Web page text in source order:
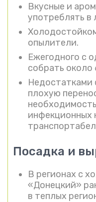
Вкусные и
употреблять
опылители.
Ежегодного с
собрать около
Недостатками
плохую
инфекционных
Посадка и
В регионах с
«Донецкий»
в теплых